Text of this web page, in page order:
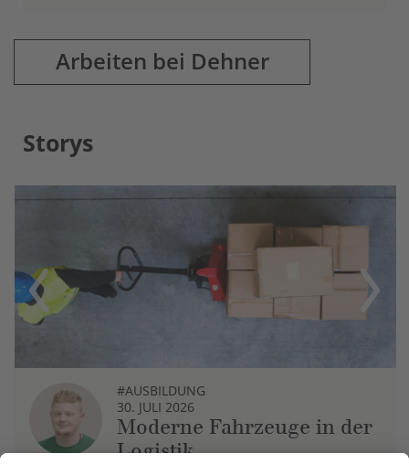
Arbeiten bei Dehner
Storys
Previous
#AUSBILDUNG
30. JULI 2026
Moderne Fahrzeuge in der
Logistik
Next